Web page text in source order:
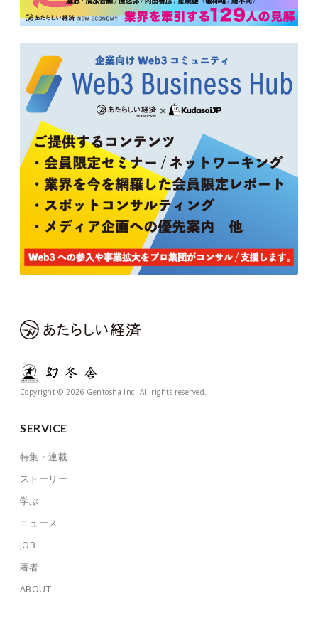
Copyright © 2026 Gentosha Inc. All rights reserved.
SERVICE
特集・連載
ストーリー
学ぶ
ニュース
JOB
著者
ABOUT